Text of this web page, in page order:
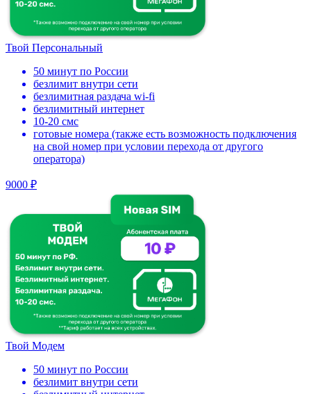
Твой Персональный
50 минут по России
безлимит внутри сети
безлимитная раздача wi-fi
безлимитный интернет
10-20 смс
готовые номера (также есть возможность подключения
на свой номер при условии перехода от другого
оператора)
9000 ₽
Твой Модем
50 минут по России
безлимит внутри сети